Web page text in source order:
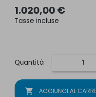
1.020,00 €
Tasse incluse
Quantità −
shopping_cart AGGIUNGI AL